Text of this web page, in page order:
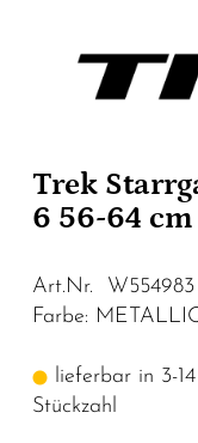
Trek
6 56-64
Art.Nr. W554983
Farbe:
lieferbar in 3-
Stückzahl